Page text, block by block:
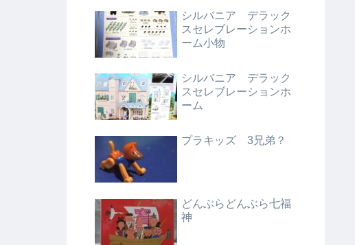
シルバニア デラック
スセレブレーションホ
ーム小物
シルバニア デラック
スセレブレーションホ
ーム
プラキッズ 3兄弟？
どんぶらどんぶら七福
神